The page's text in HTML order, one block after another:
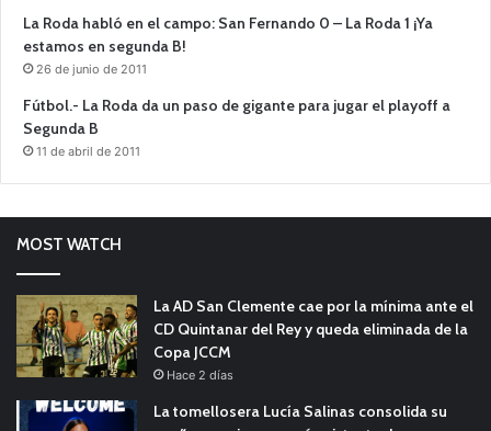
La Roda habló en el campo: San Fernando 0 – La Roda 1 ¡Ya
estamos en segunda B!
26 de junio de 2011
Fútbol.- La Roda da un paso de gigante para jugar el playoff a
Segunda B
11 de abril de 2011
MOST WATCH
La AD San Clemente cae por la mínima ante el
CD Quintanar del Rey y queda eliminada de la
Copa JCCM
Hace 2 días
La tomellosera Lucía Salinas consolida su